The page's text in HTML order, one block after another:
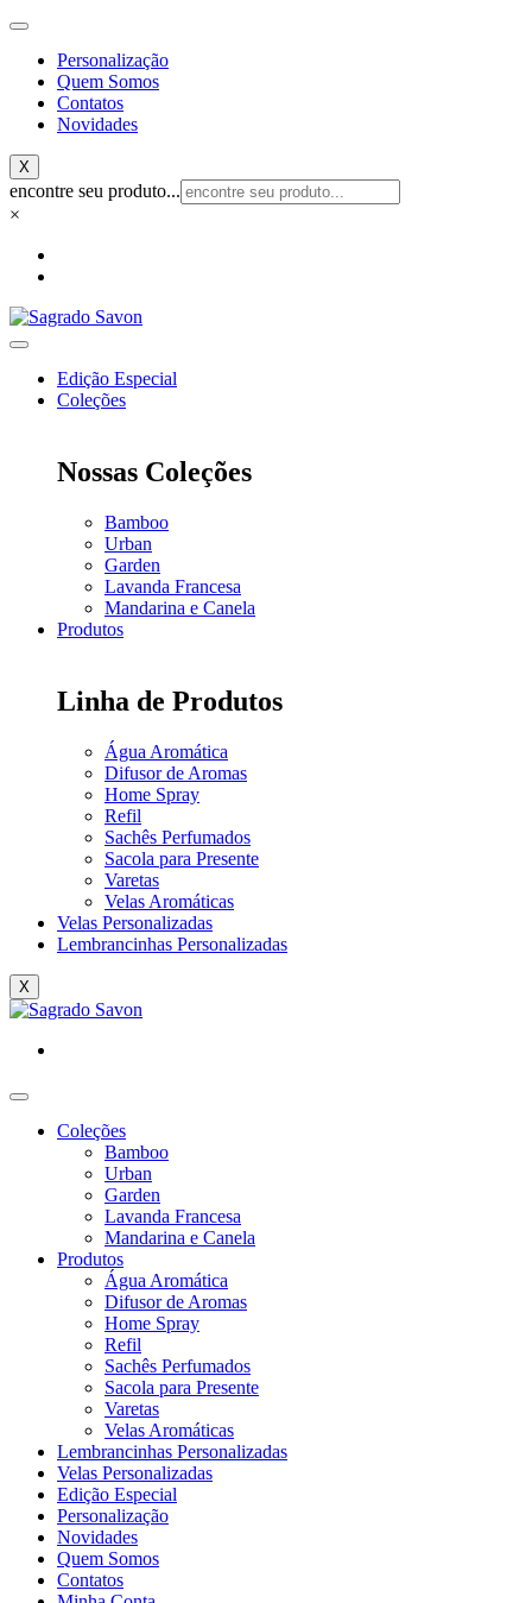
Skip
contentPersonalização
Quem Somos
Contatos
Novidades
X
encontre seu produto...
×
Edição Especial
Coleções
Nossas Coleções
Bamboo
Urban
Garden
Lavanda Francesa
Mandarina e Canela
Produtos
Linha de Produtos
Água Aromática
Difusor de Aromas
Home Spray
Refil
Sachês Perfumados
Sacola para Presente
Varetas
Velas Aromáticas
Velas Personalizadas
Lembrancinhas Personalizadas
X
Coleções
Bamboo
Urban
Garden
Lavanda Francesa
Mandarina e Canela
Produtos
Água Aromática
Difusor de Aromas
Home Spray
Refil
Sachês Perfumados
Sacola para Presente
Varetas
Velas Aromáticas
Lembrancinhas Personalizadas
Velas Personalizadas
Edição Especial
Personalização
Novidades
Quem Somos
Contatos